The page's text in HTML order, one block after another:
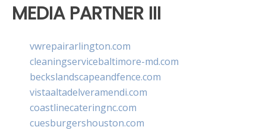
MEDIA PARTNER III
vwrepairarlington.com
cleaningservicebaltimore-md.com
beckslandscapeandfence.com
vistaaltadelveramendi.com
coastlinecateringnc.com
cuesburgershouston.com